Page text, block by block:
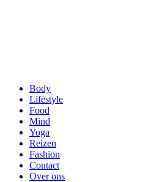
Voor een stralende lach en een fit gevoel!
Body
Lifestyle
Food
Mind
Yoga
Reizen
Fashion
Contact
Over ons